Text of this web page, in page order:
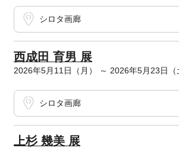
シロタ画廊
西成田 育男 展
2026年5月11日（月） ～ 2026年5月23日（
シロタ画廊
上杉 幾美 展